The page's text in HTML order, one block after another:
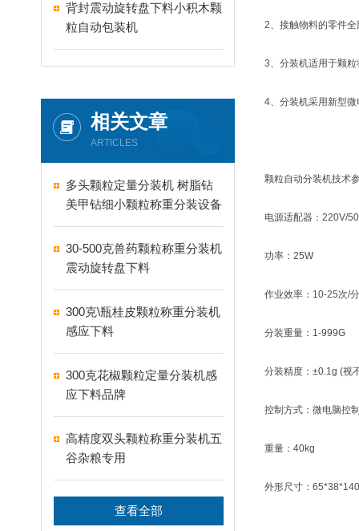
背封震动旋转盘下料小积木颗
粒自动包装机
相关文章
ARTICLES
多头颗粒定量分装机 树脂钻
美甲钻细小颗粒称重分装设备
支持24-60头定制
30-500克兽药颗粒称重分装机
震动旋转盘下料
300克\瓶桂皮颗粒称重分装机
感应下料
300克花椒颗粒定量分装机感
应下料品牌
高精度双头颗粒称重分装机五
谷杂粮专用
查看全部
2、接触物料的零件
3、分装机适用于颗
4、分装机采用新型
颗粒自动分装机技术
电源适配器：220V/
功率：25W
作业效率：10-25次/分
分装重量：1-999G
分装精度：±0.1g (视
控制方式：微电脑控
重量：40kg
外形尺寸：